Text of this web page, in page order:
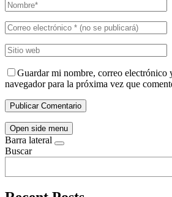
Guardar mi nombre, correo electrónico
navegador para la próxima vez que
Open side menu
Barra lateral
Buscar